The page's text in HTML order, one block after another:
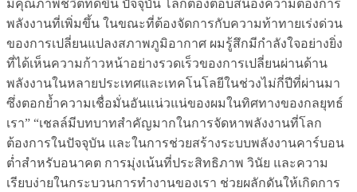
มีคุณภาพชีวิตที่ดีขึ้น ปัจจุบัน โลกต้องตอบสนองความต้องการ
พลังงานที่เพิ่มขึ้น ในขณะที่ต้องจัดการกับความท้าทายเร่งด่วน
ของการเปลี่ยนแปลงสภาพภูมิอากาศ ผมรู้สึกมีกำลังใจอย่างยิ่ง
ที่ได้เห็นความก้าวหน้าอย่างรวดเร็วของการเปลี่ยนผ่านด้าน
พลังงานในหลายประเทศและเทคโนโลยีในช่วงไม่กี่ปีที่ผ่านมา
ซึ่งตอกย้ำความเชื่อมั่นอันแน่วแน่ของผมในทิศทางของกลยุทธ์
เรา” “เชลล์มีบทบาทสำคัญมากในการจัดหาพลังงานที่โลก
ต้องการในปัจจุบัน และในการช่วยสร้างระบบพลังงานคาร์บอน
ต่ำสำหรับอนาคต การมุ่งเน้นที่ประสิทธิภาพ วินัย และความ
เรียบง่ายในกระบวนการทำงานของเรา ช่วยผลักดันให้เกิดการ